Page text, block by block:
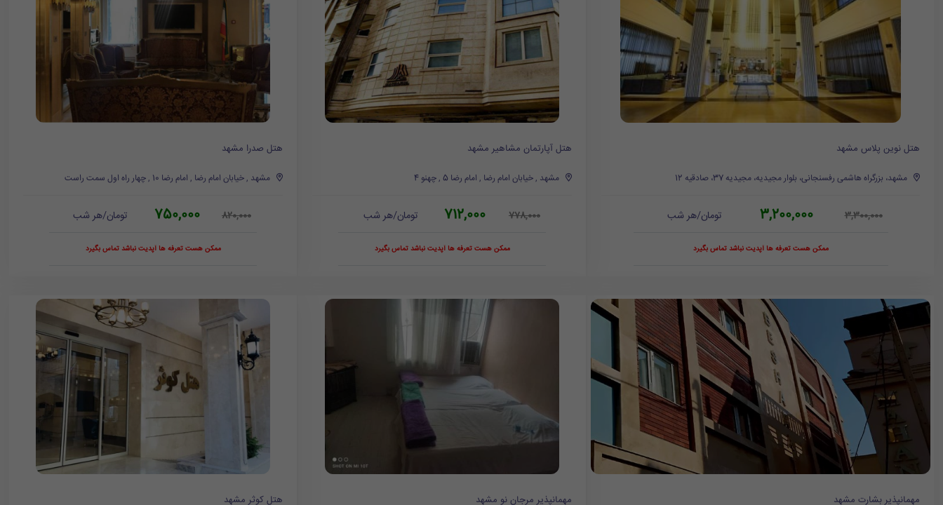
هتل نوین پلاس مشهد
مشهد، بزرگراه هاشمی رفسنجانی، بلوار مجیدیه، مجیدیه 37، صادقیه 12
3,300,000
3,200,000 تومان/هر شب
ممکن هست تعرفه ها آپدیت نباشد تماس بگیرد
هتل آپارتمان مشاهیر مشهد
مشهد , خیابان امام رضا , امام رضا 5 , چهنو 4
778,000
712,000 تومان/هر شب
ممکن هست تعرفه ها آپدیت نباشد تماس بگیرد
هتل صدرا مشهد
مشهد , خیابان امام رضا , امام رضا 10 , چهار راه اول سمت راست
820,000
750,000 تومان/هر شب
ممکن هست تعرفه ها آپدیت نباشد تماس بگیرد
مهمانپذیر بشارت مشهد مهمانپذیر مرجان نو مشهد هتل کوثر مشهد